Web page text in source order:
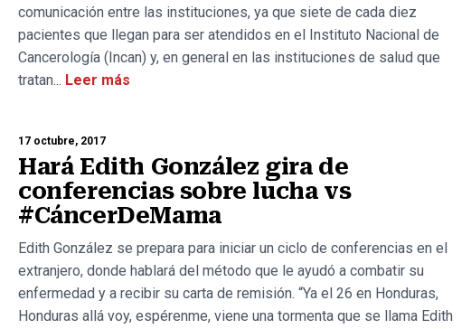
comunicación entre las instituciones, ya que siete de cada diez
pacientes que llegan para ser atendidos en el Instituto Nacional de
Cancerología (Incan) y, en general en las instituciones de salud que
tratan... Leer más
17 octubre, 2017
Hará Edith González gira de
conferencias sobre lucha vs
#CáncerDeMama
Edith González se prepara para iniciar un ciclo de conferencias en el
extranjero, donde hablará del método que le ayudó a combatir su
enfermedad y a recibir su carta de remisión. “Ya el 26 en Honduras,
Honduras allá voy, espérenme, viene una tormenta que se llama Edith